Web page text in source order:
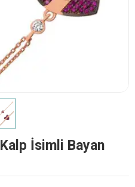
Kalp İsimli Bayan